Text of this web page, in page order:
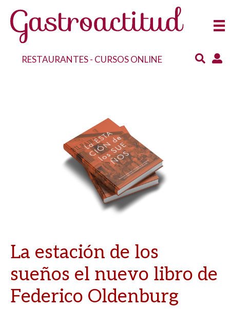
RESTAURANTES- CURSOS ONLINE
La estación de los
sueños el nuevo libro de
Federico Oldenburg